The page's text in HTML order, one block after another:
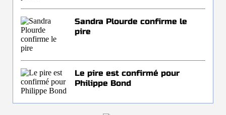
Sandra Plourde confirme le
pire
Le pire est confirmé pour
Philippe Bond